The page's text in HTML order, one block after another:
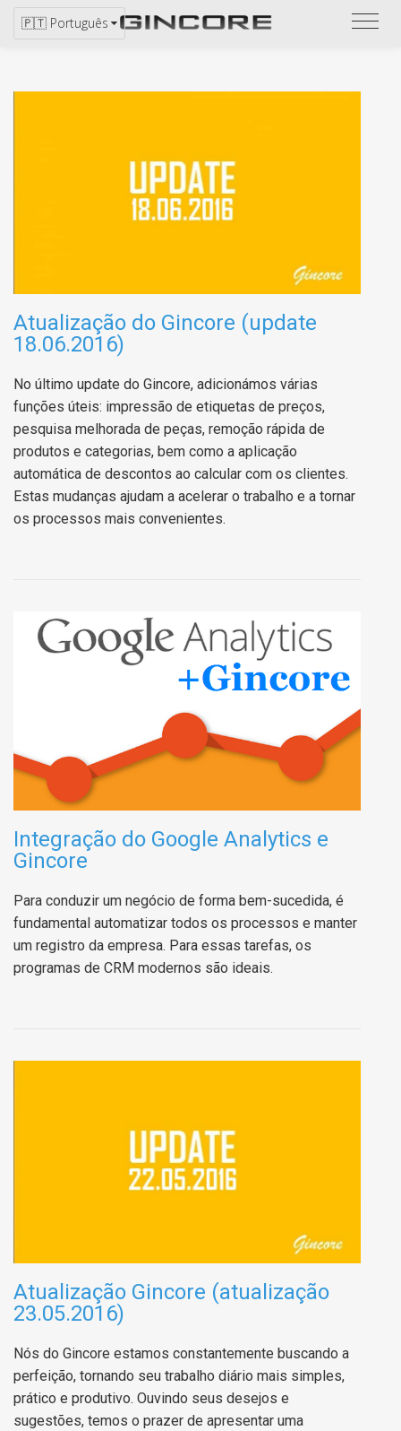
🇵🇹 Português
Ver
Atualização do Gincore (update
18.06.2016)
No último update do Gincore, adicionámos várias
funções úteis: impressão de etiquetas de preços,
pesquisa melhorada de peças, remoção rápida de
produtos e categorias, bem como a aplicação
automática de descontos ao calcular com os clientes.
Estas mudanças ajudam a acelerar o trabalho e a tornar
os processos mais convenientes.
Integração do Google Analytics e
Gincore
Para conduzir um negócio de forma bem-sucedida, é
fundamental automatizar todos os processos e manter
um registro da empresa. Para essas tarefas, os
programas de CRM modernos são ideais.
Atualização Gincore (atualização
23.05.2016)
Nós do Gincore estamos constantemente buscando a
perfeição, tornando seu trabalho diário mais simples,
prático e produtivo. Ouvindo seus desejos e
sugestões, temos o prazer de apresentar uma